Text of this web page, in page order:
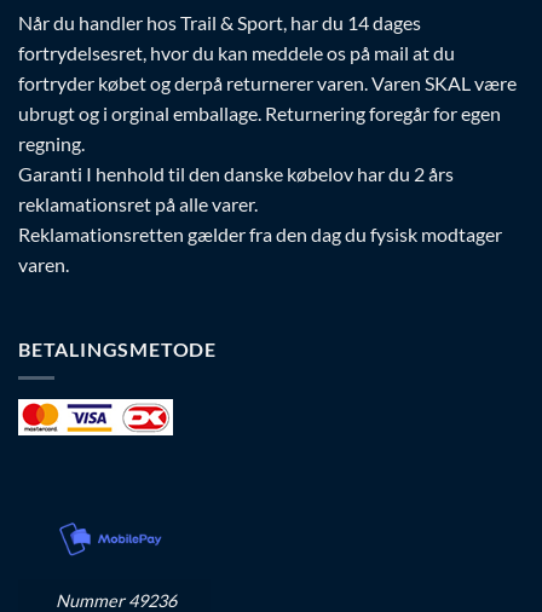
Når du handler hos Trail & Sport, har du 14 dages
fortrydelsesret, hvor du kan meddele os på mail at du
fortryder købet og derpå returnerer varen. Varen SKAL være
ubrugt og i orginal emballage. Returnering foregår for egen
regning.
Garanti I henhold til den danske købelov har du 2 års
reklamationsret på alle varer.
Reklamationsretten gælder fra den dag du fysisk modtager
varen.
BETALINGSMETODE
Nummer 49236